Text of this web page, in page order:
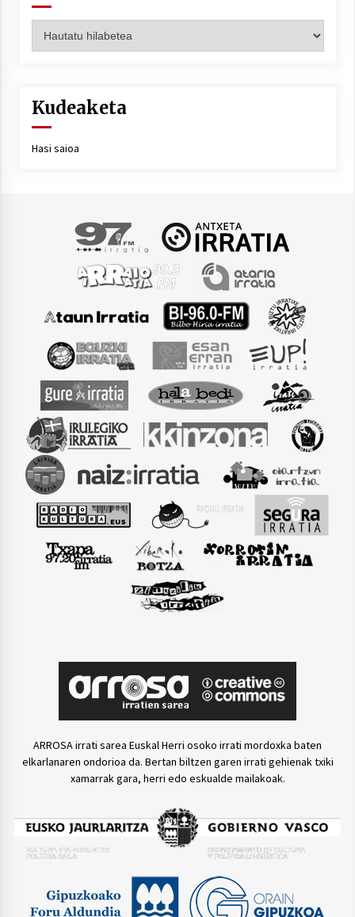
Kudeaketa
Hasi saioa
ARROSA irrati sarea Euskal Herri osoko irrati mordoxka baten
elkarlanaren ondorioa da. Bertan biltzen garen irrati gehienak txiki
xamarrak gara, herri edo eskualde mailakoak.